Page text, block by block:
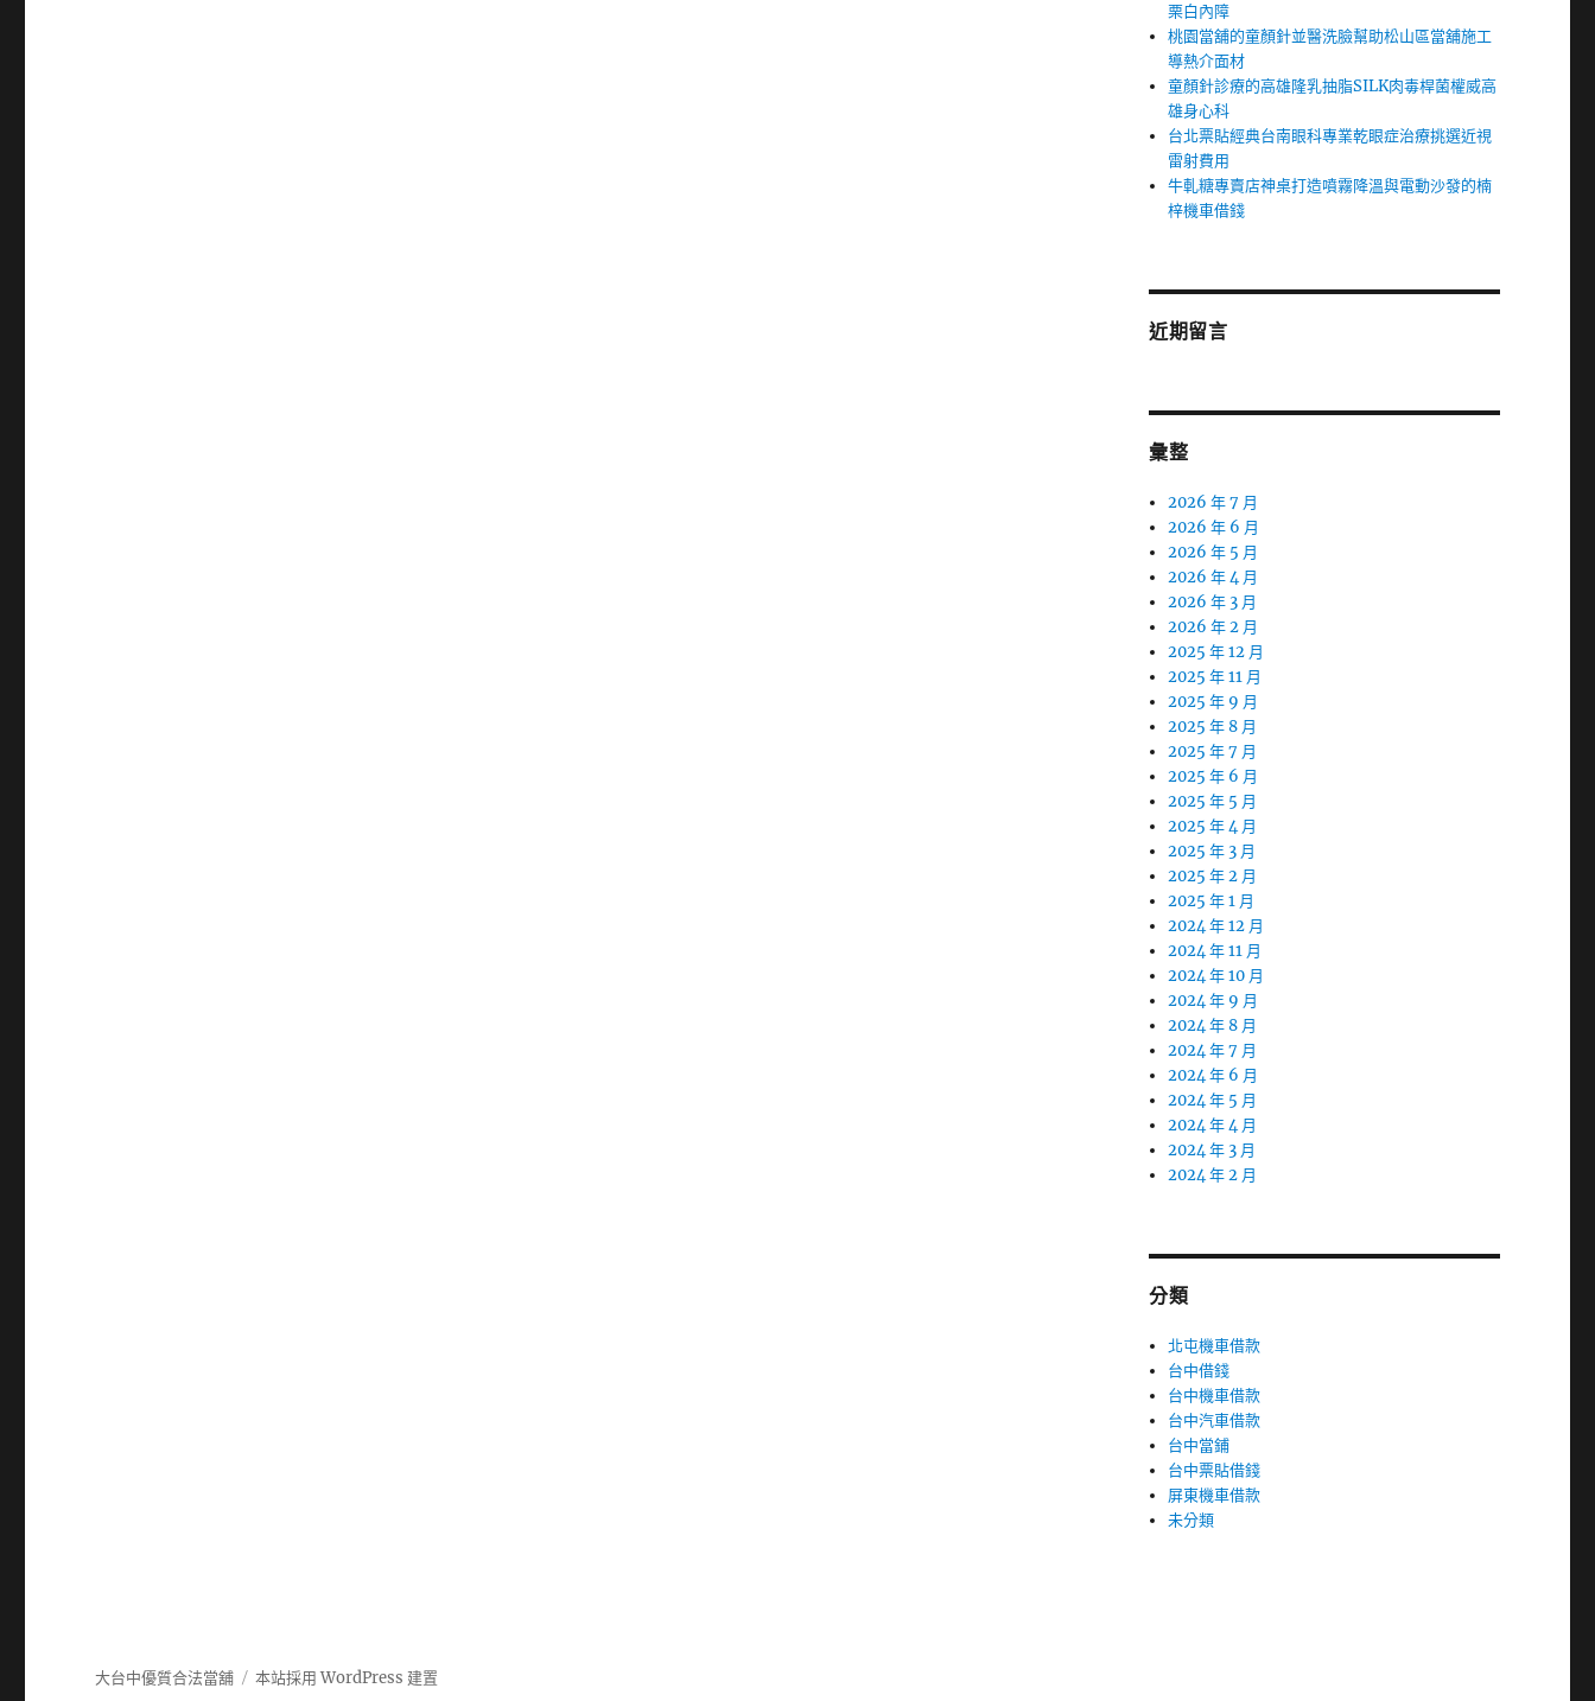
栗白內障
桃園當舖的童顏針並醫洗臉幫助松山區當舖施工
導熱介面材
童顏針診療的高雄隆乳抽脂SILK肉毒桿菌權威高
雄身心科
台北票貼經典台南眼科專業乾眼症治療挑選近視
雷射費用
牛軋糖專賣店神桌打造噴霧降溫與電動沙發的楠
梓機車借錢
近期留言
彙整
2026 年 7 月
2026 年 6 月
2026 年 5 月
2026 年 4 月
2026 年 3 月
2026 年 2 月
2025 年 12 月
2025 年 11 月
2025 年 9 月
2025 年 8 月
2025 年 7 月
2025 年 6 月
2025 年 5 月
2025 年 4 月
2025 年 3 月
2025 年 2 月
2025 年 1 月
2024 年 12 月
2024 年 11 月
2024 年 10 月
2024 年 9 月
2024 年 8 月
2024 年 7 月
2024 年 6 月
2024 年 5 月
2024 年 4 月
2024 年 3 月
2024 年 2 月
分類
北屯機車借款
台中借錢
台中機車借款
台中汽車借款
台中當鋪
台中票貼借錢
屏東機車借款
未分類
大台中優質合法當舖 本站採用 WordPress 建置